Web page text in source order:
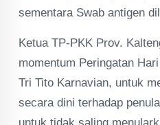
sementara Swab antigen
Ketua TP-PKK Prov.
momentum Peringatan
Tri Tito Karnavian, untuk
secara dini terhadap